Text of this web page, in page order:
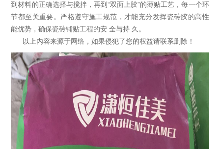
到材料的正确选择与搅拌，再到“双面上胶”的薄贴工艺，每一个环
节都至关重要。严格遵守施工规范，才能充分发挥瓷砖胶的高性
能优势，确保瓷砖铺贴工程的安 全与持 久。
以上内容来源于网络，如果侵犯了您的权益请联系删除！